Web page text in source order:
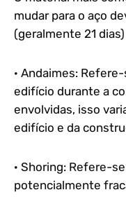
mudar para o aço
(geralmente 21
· Andaimes:
edifício durante a
envolvidas, isso
edifício e da
· Shoring: Refere-
potencialmente